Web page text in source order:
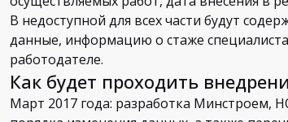
В недоступной для всех части будут
данные, информацию о стаже
работодателе.
Как будет проходить
Март 2017 года: разработка